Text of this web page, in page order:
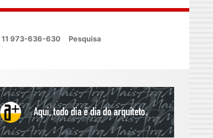
11 973-636-630 Pesquisa